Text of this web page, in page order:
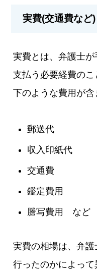
実費(交通費など)
実費とは、弁護士
支払う必要経費の
下のような費用が含
郵送代
収入印紙代
交通費
鑑定費用
謄写費用 など
実費の相場は、弁
行ったのかによっ